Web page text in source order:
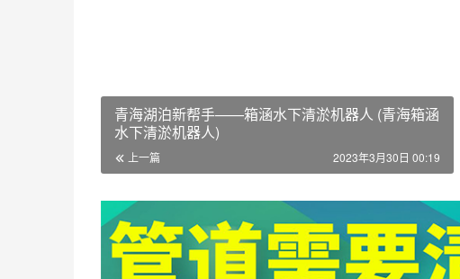
青海湖泊新帮手——箱涵水下清淤机器人 (青海箱涵
水下清淤机器人)
上一篇 2023年3月30日 00:19